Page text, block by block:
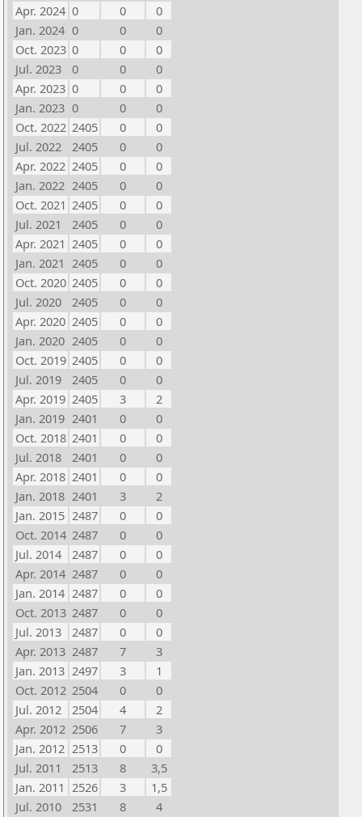
Apr. 2024 0 0
0
Jan. 2024 0 0
0
Oct. 2023 0 0
0
Jul. 2023
0 0
0
Apr. 2023 0 0
0
Jan. 2023 0 0
0
Oct. 2022 2405 0
0
Jul. 2022
2405 0
0
Apr. 2022 2405 0
0
Jan. 2022 2405 0
0
Oct. 2021 2405 0
0
Jul. 2021
2405 0
0
Apr. 2021 2405 0
0
Jan. 2021 2405 0
0
Oct. 2020 2405 0
0
Jul. 2020
2405 0
0
Apr. 2020 2405 0
0
Jan. 2020 2405 0
0
Oct. 2019 2405 0
0
Jul. 2019
2405 0
0
Apr. 2019 2405 3
2
Jan. 2019 2401 0
0
Oct. 2018 2401 0
0
Jul. 2018
2401 0
0
Apr. 2018 2401 0
0
Jan. 2018 2401 3
2
Jan. 2015 2487 0
0
Oct. 2014 2487 0
0
Jul. 2014
2487 0
0
Apr. 2014 2487 0
0
Jan. 2014 2487 0
0
Oct. 2013 2487 0
0
Jul. 2013
2487 0
0
Apr. 2013 2487 7
3
Jan. 2013 2497 3
1
Oct. 2012 2504 0
0
Jul. 2012
2504 4
2
Apr. 2012 2506 7
3
Jan. 2012 2513 0
0
Jul. 2011
2513 8
3,5
Jan. 2011 2526 3
1,5
Jul. 2010
2531 8
4